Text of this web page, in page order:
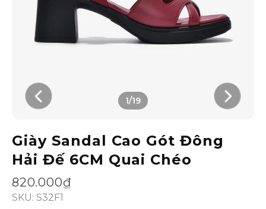
1/19
Giày Sandal Cao Gót Đông
Hải Đế 6CM Quai Chéo
820.000₫
SKU: S32F1